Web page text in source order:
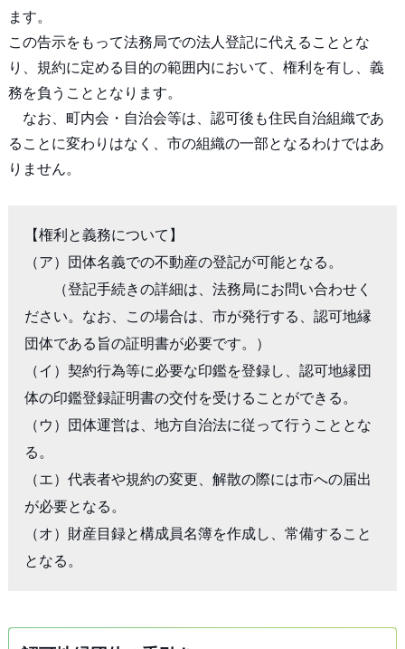
ます。
この告示をもって法務局での法人登記に代えることとな
り、規約に定める目的の範囲内において、権利を有し、義
務を負うこととなります。
なお、町内会・自治会等は、認可後も住民自治組織であ
ることに変わりはなく、市の組織の一部となるわけではあ
りません。
【権利と義務について】
（ア）団体名義での不動産の登記が可能となる。
（登記手続きの詳細は、法務局にお問い合わせく
ださい。なお、この場合は、市が発行する、認可地縁
団体である旨の証明書が必要です。）
（イ）契約行為等に必要な印鑑を登録し、認可地縁団
体の印鑑登録証明書の交付を受けることができる。
（ウ）団体運営は、地方自治法に従って行うこととな
る。
（エ）代表者や規約の変更、解散の際には市への届出
が必要となる。
（オ）財産目録と構成員名簿を作成し、常備すること
となる。